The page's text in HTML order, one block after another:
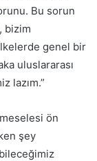
Bu sorun
bizim
genel bir
uluslararası
lazım.”
ön
şey